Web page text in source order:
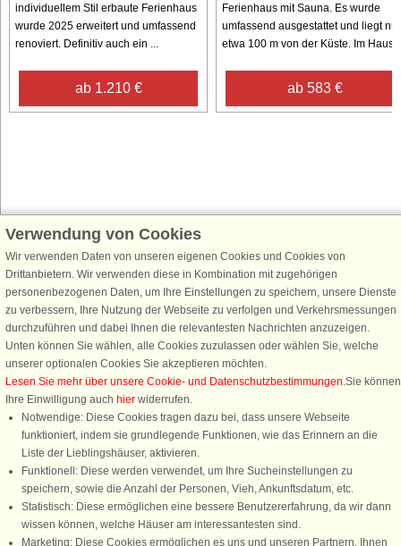
Rufen Sie an, um zu buchen
individuellem Stil erbaute Ferienhaus
wurde 2025 erweitert und umfassend
renoviert. Definitiv auch ein ...
ab 1.210 €
Ferienhaus mit Sauna. Es wurde
umfassend ausgestattet und liegt nur
etwa 100 m von der Küste. Im Haus
ab 583 €
Schließen Sie sich 100.000 Ferienhaus-Fans an
Erhalten Sie einenWillkommensgutschein von 25 € für Ihren nächsten
Ferienhausurlaub - melden Sie sich einfach für den DanCenter Newsletter
an. Verpassen Sie nie wieder exklusive Angebote, Gewinnspiele und
Urlaubstipps!
Newsletter abonnieren
Verwendung von Cookies
Wir verwenden Daten von unseren eigenen Cookies und Cookies von
Drittanbietern. Wir verwenden diese in Kombination mit zugehörigen
personenbezogenen Daten, um Ihre Einstellungen zu speichern, unsere Dienste
zu verbessern, Ihre Nutzung der Webseite zu verfolgen und Verkehrsmessungen
durchzuführen und dabei Ihnen die relevantesten Nachrichten anzuzeigen.
Unten können Sie wählen, alle Cookies zuzulassen oder wählen Sie, welche
unserer optionalen Cookies Sie akzeptieren möchten.
Lesen Sie mehr über unsere Cookie- und Datenschutzbestimmungen.Sie können
Ihre Einwilligung auch hier widerrufen.
Notwendige: Diese Cookies tragen dazu bei, dass unsere Webseite
funktioniert, indem sie grundlegende Funktionen, wie das Erinnern an die
Liste der Lieblingshäuser, aktivieren.
Funktionell: Diese werden verwendet, um Ihre Sucheinstellungen zu
speichern, sowie die Anzahl der Personen, Vieh, Ankunftsdatum, etc.
Statistisch: Diese ermöglichen eine bessere Benutzererfahrung, da wir dann
wissen können, welche Häuser am interessantesten sind.
Marketing: Diese Cookies ermöglichen es uns und unseren Partnern, Ihnen